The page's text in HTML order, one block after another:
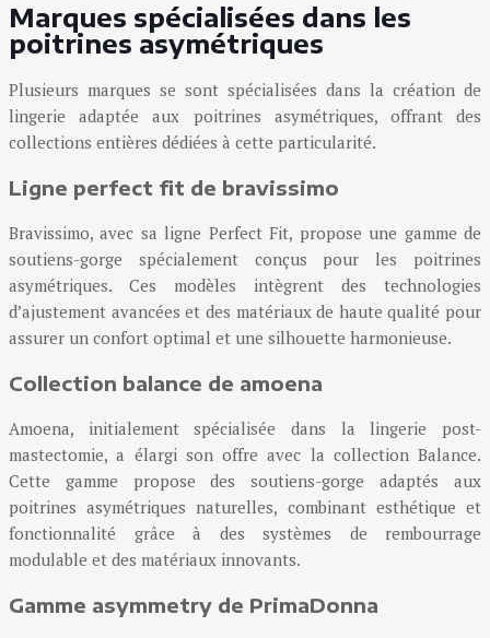
Marques spécialisées dans les
poitrines asymétriques
Plusieurs marques se sont spécialisées dans la création de
lingerie adaptée aux poitrines asymétriques, offrant des
collections entières dédiées à cette particularité.
Ligne perfect fit de bravissimo
Bravissimo, avec sa ligne Perfect Fit, propose une gamme de
soutiens-gorge spécialement conçus pour les poitrines
asymétriques. Ces modèles intègrent des technologies
d’ajustement avancées et des matériaux de haute qualité pour
assurer un confort optimal et une silhouette harmonieuse.
Collection balance de amoena
Amoena, initialement spécialisée dans la lingerie post-
mastectomie, a élargi son offre avec la collection Balance.
Cette gamme propose des soutiens-gorge adaptés aux
poitrines asymétriques naturelles, combinant esthétique et
fonctionnalité grâce à des systèmes de rembourrage
modulable et des matériaux innovants.
Gamme asymmetry de PrimaDonna